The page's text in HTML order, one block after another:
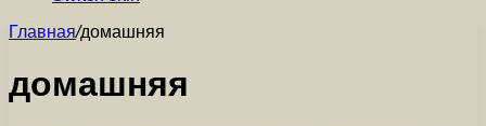
Главная/домашняя
домашняя